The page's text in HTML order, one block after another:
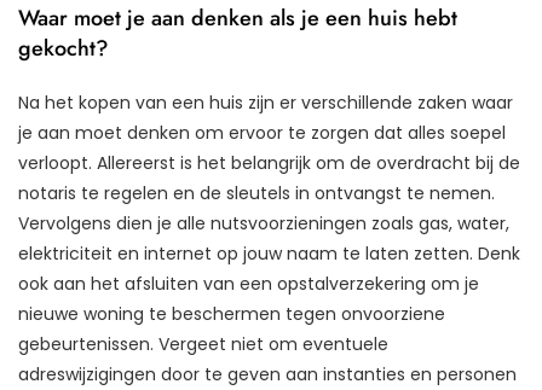
Waar moet je aan denken als je een huis hebt
gekocht?
Na het kopen van een huis zijn er verschillende zaken waar
je aan moet denken om ervoor te zorgen dat alles soepel
verloopt. Allereerst is het belangrijk om de overdracht bij de
notaris te regelen en de sleutels in ontvangst te nemen.
Vervolgens dien je alle nutsvoorzieningen zoals gas, water,
elektriciteit en internet op jouw naam te laten zetten. Denk
ook aan het afsluiten van een opstalverzekering om je
nieuwe woning te beschermen tegen onvoorziene
gebeurtenissen. Vergeet niet om eventuele
adreswijzigingen door te geven aan instanties en personen